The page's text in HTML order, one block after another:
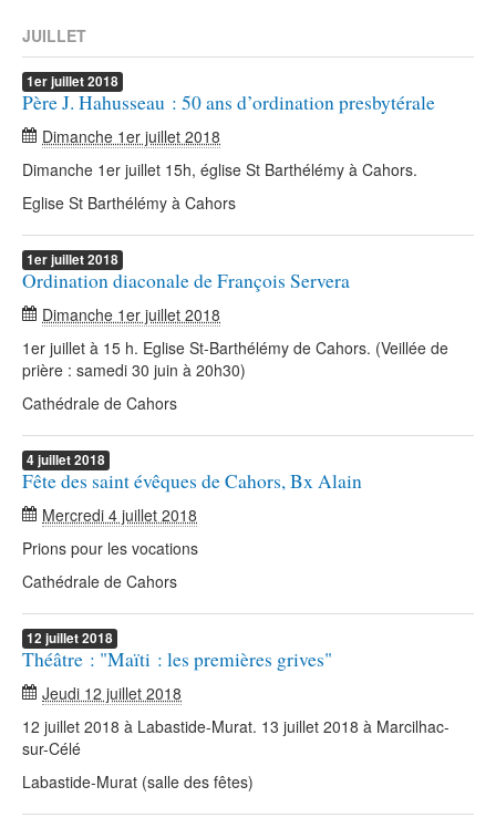
JUILLET
1erjuillet2018
Père J. Hahusseau : 50 ans d’ordination presbytérale
Dimanche 1er juillet 2018
Dimanche 1er juillet 15h, église St Barthélémy à Cahors.
Eglise St Barthélémy à Cahors
1erjuillet2018
Ordination diaconale de François Servera
Dimanche 1er juillet 2018
1er juillet à 15 h. Eglise St-Barthélémy de Cahors. (Veillée de
prière : samedi 30 juin à 20h30)
Cathédrale de Cahors
4juillet2018
Fête des saint évêques de Cahors, Bx Alain
Mercredi 4 juillet 2018
Prions pour les vocations
Cathédrale de Cahors
12 juillet2018
Théâtre : "Maïti : les premières grives"
Jeudi 12 juillet 2018
12 juillet 2018 à Labastide-Murat. 13 juillet 2018 à Marcilhac-
sur-Célé
Labastide-Murat (salle des fêtes)